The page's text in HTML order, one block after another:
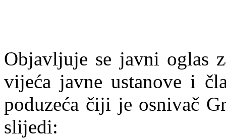
Objavljuje se javni oglas
vijeća javne ustanove i
poduzeća čiji je osnivač
slijedi: